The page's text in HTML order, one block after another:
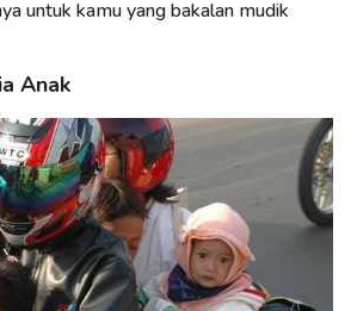
untuk kamu yang bakalan mudik
Anak